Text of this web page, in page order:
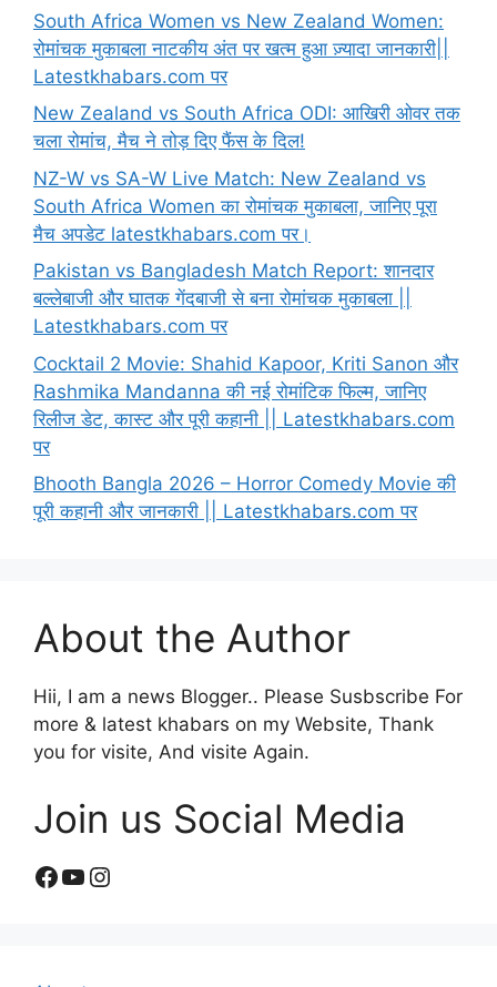
South Africa Women vs New Zealand Women:
रोमांचक मुकाबला नाटकीय अंत पर खत्म हुआ ज़्यादा जानकारी||
Latestkhabars.com पर
New Zealand vs South Africa ODI: आखिरी ओवर तक
चला रोमांच, मैच ने तोड़ दिए फैंस के दिल!
NZ-W vs SA-W Live Match: New Zealand vs
South Africa Women का रोमांचक मुकाबला, जानिए पूरा
मैच अपडेट latestkhabars.com पर।
Pakistan vs Bangladesh Match Report: शानदार
बल्लेबाजी और घातक गेंदबाजी से बना रोमांचक मुकाबला ||
Latestkhabars.com पर
Cocktail 2 Movie: Shahid Kapoor, Kriti Sanon और
Rashmika Mandanna की नई रोमांटिक फिल्म, जानिए
रिलीज डेट, कास्ट और पूरी कहानी || Latestkhabars.com
पर
Bhooth Bangla 2026 – Horror Comedy Movie की
पूरी कहानी और जानकारी || Latestkhabars.com पर
About the Author
Hii, I am a news Blogger.. Please Susbscribe For
more & latest khabars on my Website, Thank
you for visite, And visite Again.
Join us Social Media
Facebook
YouTube
Instagram